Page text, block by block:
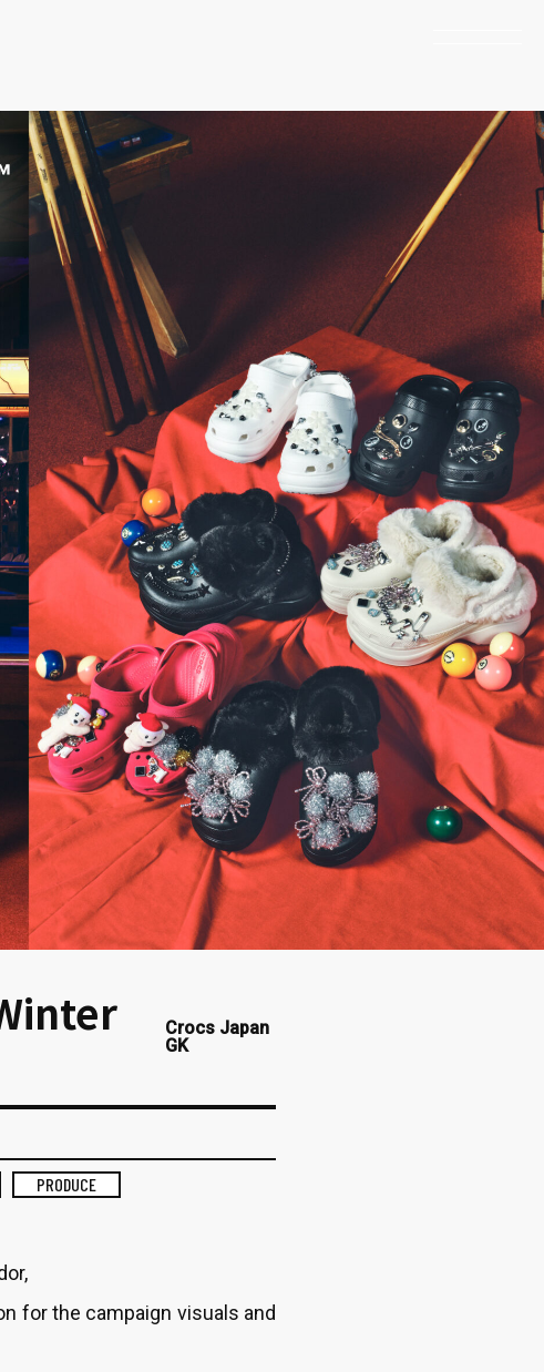
Crocs Japan
GK
PRODUCE
for the campaign visuals and